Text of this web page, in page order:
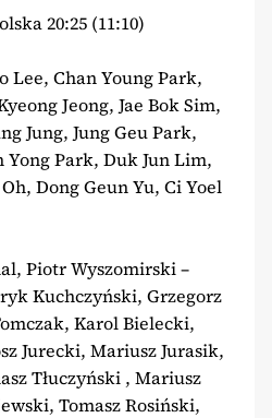
20:25 (11:10)
Lee, Chan Young Park,
Jeong, Jae Bok Sim,
Jung, Jung Geu Park,
Yong Park, Duk Jun Lim,
Dong Geun Yu, Ci Yoel
Piotr Wyszomirski –
Kuchczyński, Grzegorz
Karol Bielecki,
Jurecki, Mariusz Jurasik,
Tłuczyński , Mariusz
Tomasz Rosiński,